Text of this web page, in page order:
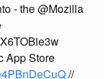
- the @Mozilla
App Store
//